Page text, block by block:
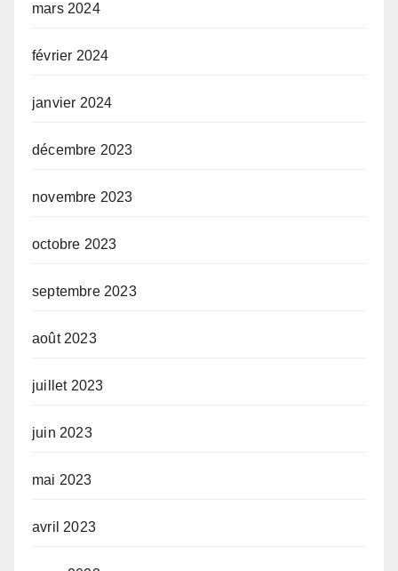
mars 2024
février 2024
janvier 2024
décembre 2023
novembre 2023
octobre 2023
septembre 2023
août 2023
juillet 2023
juin 2023
mai 2023
avril 2023